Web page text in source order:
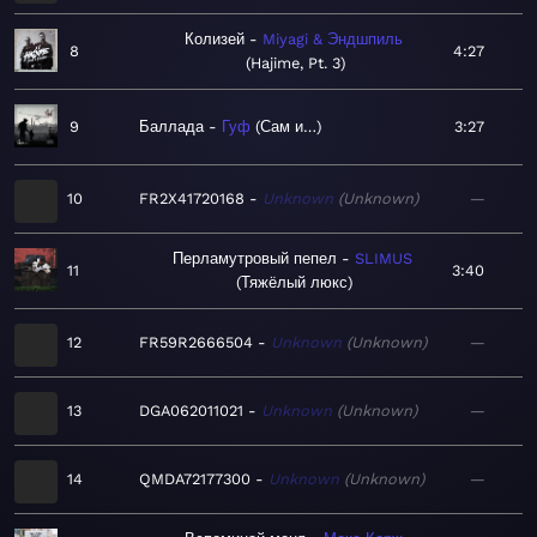
8
Колизей
Miyagi & Эндшпиль
Hajime, Pt. 3
4:27
9 Баллада Гуф Сам и… 3:27
10 FR2X41720168 Unknown Unknown —
11
Перламутровый пепел
SLIMUS
Тяжёлый люкс
3:40
12 FR59R2666504 Unknown Unknown —
13 DGA062011021 Unknown Unknown —
14 QMDA72177300 Unknown Unknown —